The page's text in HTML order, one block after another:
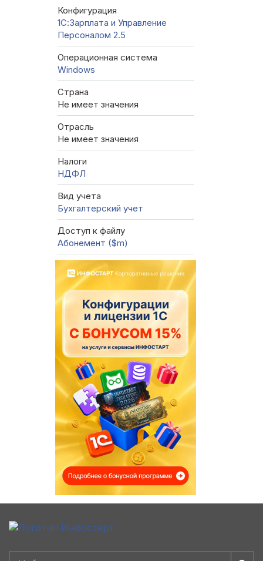
Конфигурация
1С:Зарплата и Управление
Персоналом 2.5
Операционная система
Windows
Страна
Не имеет значения
Отрасль
Не имеет значения
Налоги
НДФЛ
Вид учета
Бухгалтерский учет
Доступ к файлу
Абонемент ($m)